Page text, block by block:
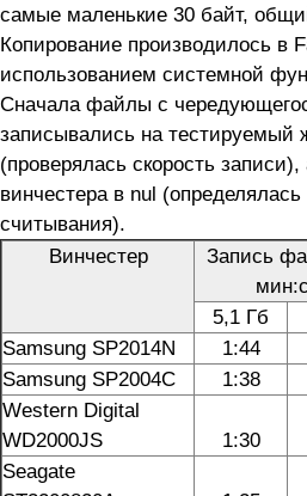
самые маленькие 30 байт,
Копирование производилось в
использованием системной
Сначала файлы с
записывались на тестируемый
(проверялась скорость
винчестера в nul
считывания).
Винчестер
Запись
мин:с
5,1 Гб
Samsung SP2014N
1:44
Samsung SP2004C
1:38
Western Digital
WD2000JS
1:30
Seagate